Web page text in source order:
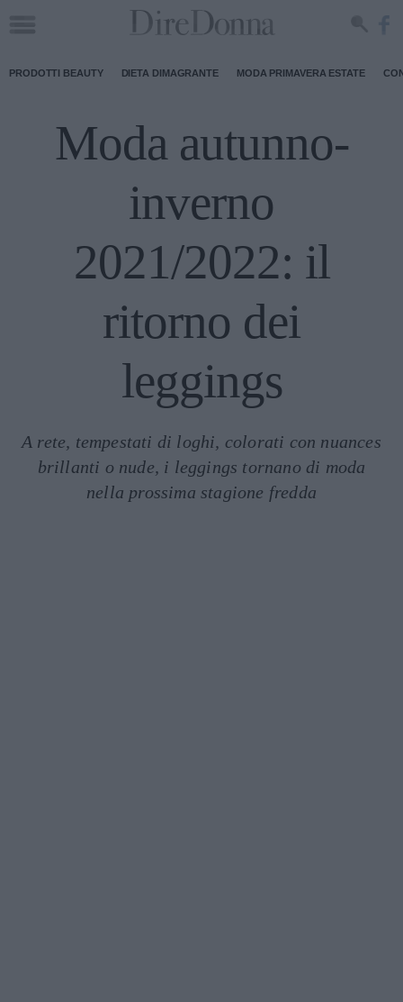
PRODOTTI BEAUTY DIETA DIMAGRANTE MODA PRIMAVERA ESTATE
Moda autunno-
inverno
2021/2022: il
ritorno dei
leggings
A rete, tempestati di loghi, colorati con nuances
brillanti o nude, i leggings tornano di moda
nella prossima stagione fredda